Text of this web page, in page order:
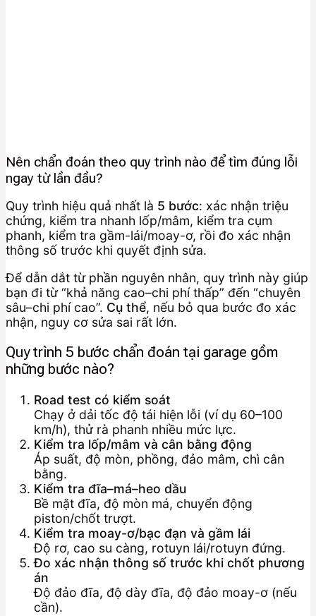
Nên chẩn đoán theo quy trình nào để tìm đúng lỗi
ngay từ lần đầu?
Quy trình hiệu quả nhất là 5 bước: xác nhận triệu
chứng, kiểm tra nhanh lốp/mâm, kiểm tra cụm
phanh, kiểm tra gầm-lái/moay-ơ, rồi đo xác nhận
thông số trước khi quyết định sửa.
Để dẫn dắt từ phần nguyên nhân, quy trình này giúp
bạn đi từ “khả năng cao–chi phí thấp” đến “chuyên
sâu–chi phí cao”. Cụ thể, nếu bỏ qua bước đo xác
nhận, nguy cơ sửa sai rất lớn.
Quy trình 5 bước chẩn đoán tại garage gồm
những bước nào?
Road test có kiểm soát
Chạy ở dải tốc độ tái hiện lỗi (ví dụ 60–100
km/h), thử rà phanh nhiều mức lực.
Kiểm tra lốp/mâm và cân bằng động
Áp suất, độ mòn, phồng, đảo mâm, chì cân
bằng.
Kiểm tra đĩa–má–heo dầu
Bề mặt đĩa, độ mòn má, chuyển động
piston/chốt trượt.
Kiểm tra moay-ơ/bạc đạn và gầm lái
Độ rơ, cao su càng, rotuyn lái/rotuyn đứng.
Đo xác nhận thông số trước khi chốt phương
án
Độ đảo đĩa, độ dày đĩa, độ đảo moay-ơ (nếu
cần).